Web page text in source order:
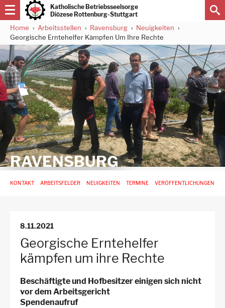
Direkt
zum
Inhalt
Katholische Betriebsseelsorge
Diözese Rottenburg-Stuttgart
Pfadnavigation
Home Arbeitsstellen Ravensburg
Neuigkeiten
Georgische Erntehelfer Kämpfen Um Ihre Rechte
RAVENSBURG
Hauptnavigation
KONTAKT ARBEITSFELDER NEUIGKEITEN TERMINE VERÖFFENTLICHUNGEN
8.11.2021
Georgische Erntehelfer
kämpfen um ihre Rechte
Beschäftigte und Hofbesitzer einigen sich nicht
vor dem Arbeitsgericht
Spendenaufruf